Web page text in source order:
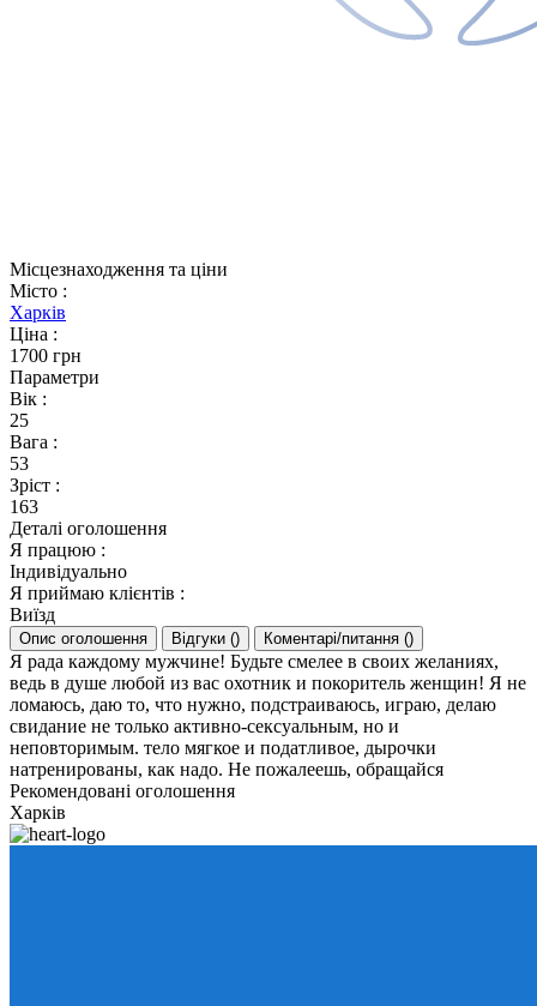
Місцезнаходження та ціни
Місто :
Харків
Ціна :
1700 грн
Параметри
Вік :
25
Вага :
53
Зріст :
163
Деталі оголошення
Я працюю :
Індивідуально
Я приймаю клієнтів :
Виїзд
Опис оголошення Відгуки () Коментарі/питання ()
Я рада каждому мужчине! Будьте смелее в своих желаниях,
ведь в душе любой из вас охотник и покоритель женщин! Я не
ломаюсь, даю то, что нужно, подстраиваюсь, играю, делаю
свидание не только активно-сексуальным, но и
неповторимым. тело мягкое и податливое, дырочки
натренированы, как надо. Не пожалеешь, обращайся
Рекомендовані оголошення
Харків